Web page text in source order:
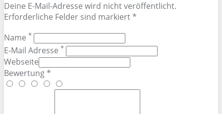
Deine E-Mail-Adresse wird nicht veröffentlicht.
Erforderliche Felder sind markiert *
Name *
E-Mail Adresse *
Webseite
Bewertung *